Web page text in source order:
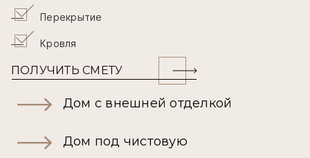
Перекрытие
Кровля
ПОЛУЧИТЬ СМЕТУ
Дом с внешней отделкой
Дом под чистовую